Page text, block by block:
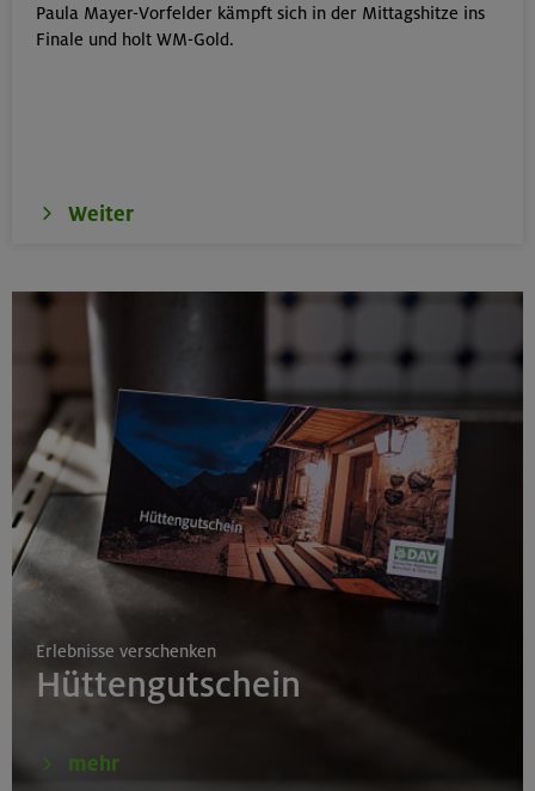
Schwarzenstein 3369 m und Schönbichler Horn 3133
m
Schinder 1808 m
Aufbaukurs Klettern indoor (3 Termine)
München
17./18./19.08.26
Aufbaukurs Klettern indoor
München
16.08.26
Paula Mayer-Vorfelder kämpft sich in der Mittagshitze ins
Finale und holt WM-Gold.
Weiter
Erlebnisse verschenken
Hüttengutschein
mehr